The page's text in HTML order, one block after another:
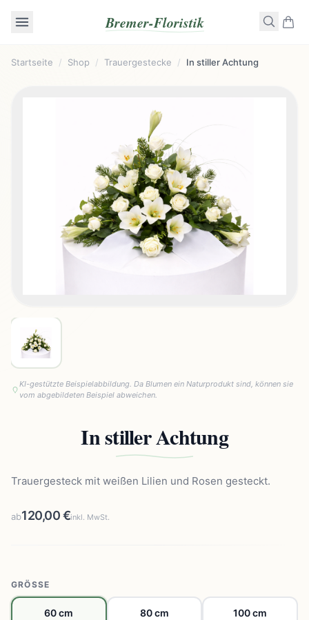
Bremer-Floristik
Startseite / Shop / Trauergestecke / In stiller Achtung
KI-gestützte Beispielabbildung. Da Blumen ein Naturprodukt sind, können sie
vom abgebildeten Beispiel abweichen.
In stiller Achtung
Trauergesteck mit weißen Lilien und Rosen gesteckt.
ab120,00 €inkl. MwSt.
GRÖSSE
60 cm 80 cm 100 cm